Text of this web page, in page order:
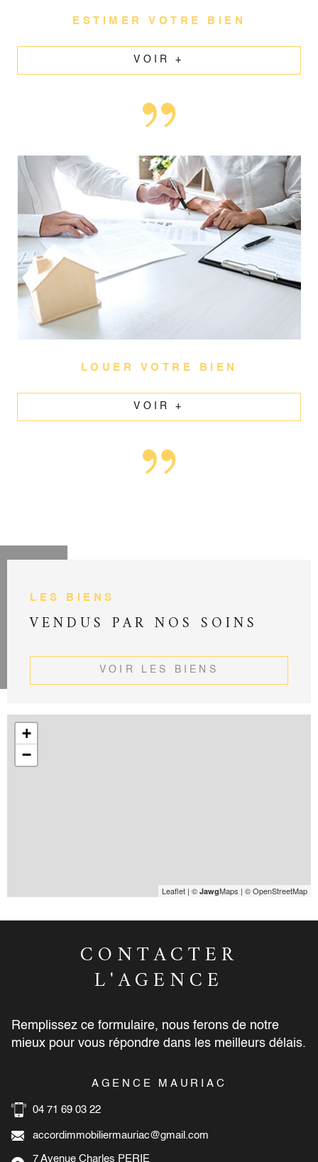
ESTIMER VOTRE BIEN
VOIR +
LOUER VOTRE BIEN
VOIR +
+
−
Leaflet | © JawgMaps | © OpenStreetMap
LES BIENS
VENDUS PAR NOS SOINS
VOIR LES BIENS
CONTACTER
L'AGENCE
Remplissez ce formulaire, nous ferons de notre
mieux pour vous répondre dans les meilleurs délais.
AGENCE MAURIAC
04 71 69 03 22
accordimmobiliermauriac@gmail.com
7 Avenue Charles PERIE